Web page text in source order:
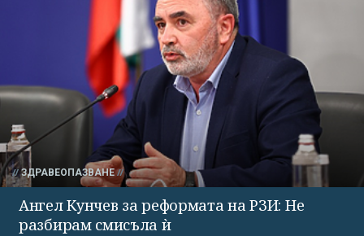
ЗДРАВЕОПАЗВАНЕ
Ангел Кунчев за реформата на РЗИ: Не
разбирам смисъла ѝ